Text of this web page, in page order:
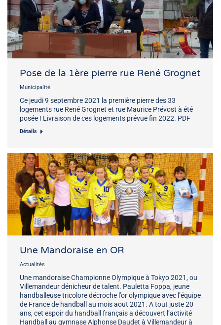
Pose de la 1ère pierre rue René Grognet
Municipalité
Ce jeudi 9 septembre 2021 la première pierre des 33
logements rue René Grognet et rue Maurice Prévost à été
posée ! Livraison de ces logements prévue fin 2022. PDF
Détails
Une Mandoraise en OR
Actualités
Une mandoraise Championne Olympique à Tokyo 2021, ou
Villemandeur dénicheur de talent. Pauletta Foppa, jeune
handballeuse tricolore décroche l’or olympique avec l’équipe
de France de handball au mois aout 2021. A tout juste 20
ans, cet espoir du handball français a découvert l’activité
Handball au gymnase Alphonse Daudet à Villemandeur à